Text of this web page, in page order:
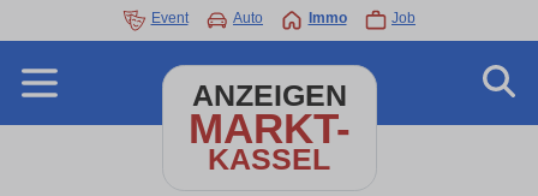
Event Auto Immo Job
ANZEIGEN
MARKT-
KASSEL